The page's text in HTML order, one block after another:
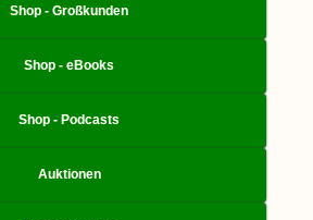
Shop - Großkunden
Shop - eBooks
Shop - Podcasts
Auktionen